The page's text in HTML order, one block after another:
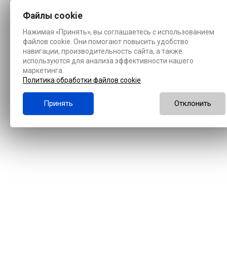
Файлы cookie
Нажимая «Принять», вы соглашаетесь с использованием
файлов cookie. Они помогают повысить удобство
навигации, производительность сайта, а также
используются для анализа эффективности нашего
маркетинга.
Политика обработки файлов cookie
Принять Отклонить